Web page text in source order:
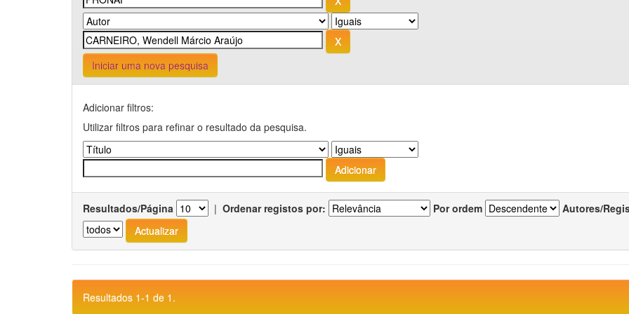
Iniciar uma nova pesquisa
Adicionar filtros:
Utilizar filtros para refinar o resultado da pesquisa.
Resultados/Página | Ordenar registos por: Por ordem Autores/
Resultados 1-1 de 1.